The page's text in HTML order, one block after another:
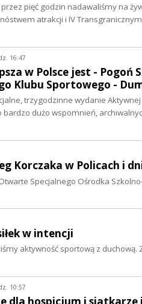
pięć godzin nadawaliśmy na
atrakcji i IV
16:47
w Polsce jest - Pogoń
Klubu Sportowego -
trzygodzinne wydanie
bardzo dużo wspomnień,
Korczaka w Policach i
Specjalnego Ośrodka
w intencji
aktywność sportową z
10:57
dla hospicjum i siatkarze